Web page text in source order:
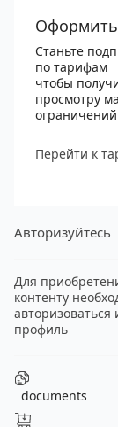
Станьте
по тарифам
чтобы
просмотру
ограничений
Перейти к
Авторизуйтесь
Для
контенту
авторизоваться
профиль
documents